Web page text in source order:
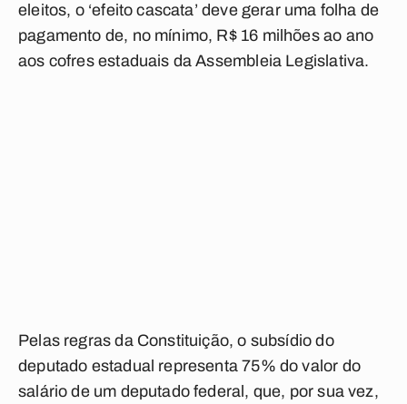
eleitos, o ‘efeito cascata’ deve gerar uma folha de
pagamento de, no mínimo, R$ 16 milhões ao ano
aos cofres estaduais da Assembleia Legislativa.
Pelas regras da Constituição, o subsídio do
deputado estadual representa 75% do valor do
salário de um deputado federal, que, por sua vez,